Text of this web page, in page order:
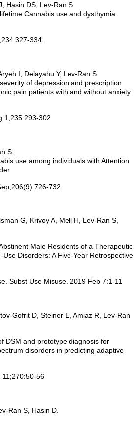
Hasin DS, Lev-Ran S.
Cannabis use and dysthymia
334.
I, Delayahu Y, Lev-Ran S.
of depression and prescription
pain patients with and without anxiety:
1;235:293-302
S.
use among individuals with Attention
732.
G, Krivoy A, Mell H, Lev-Ran S,
Male Residents of a Therapeutic
Disorders: A Five-Year Retrospective
Subst Use Misuse. 2019 Feb 7:1-11
Gofrit D, Steiner E, Amiaz R, Lev-Ran
DSM and prototype diagnosis for
disorders in predicting adaptive
11;270:50-56
Ran S, Hasin D.